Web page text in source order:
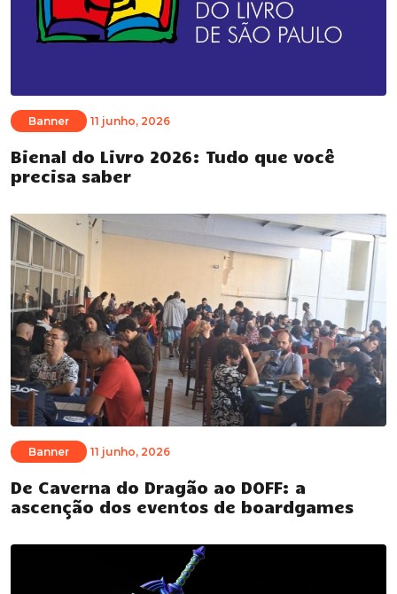
Banner 11 junho, 2026
Bienal do Livro 2026: Tudo que você
precisa saber
Banner 11 junho, 2026
De Caverna do Dragão ao DOFF: a
ascenção dos eventos de boardgames